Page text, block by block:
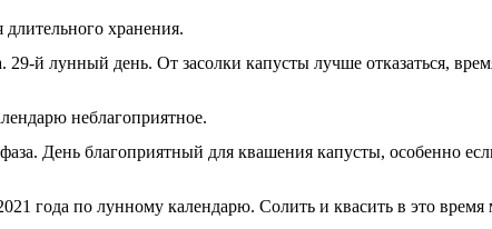
хранения.
й лунный день. От засолки капусты лучше отказаться,
неблагоприятное.
День благоприятный для квашения капусты, особенно
года по лунному календарю. Солить и квасить в это